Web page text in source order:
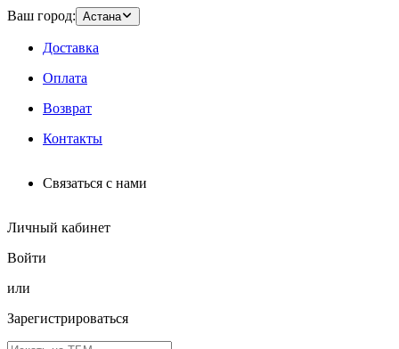
Ваш город: Астана
Доставка
Оплата
Возврат
Контакты
Связаться с нами
Личный кабинет
Войти
или
Зарегистрироваться